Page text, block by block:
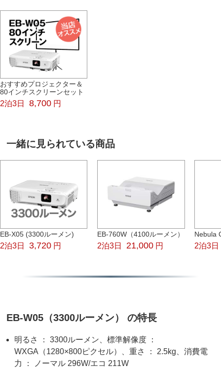
おすすめプロジェクター＆
80インチスクリーンセット
2泊3日 8,700 円
一緒に見られている商品
EB-X05 (3300ルーメン)
2泊3日 3,720 円
EB-760W（4100ルーメン）
2泊3日 21,000 円
Nebula
2泊3日
EB-W05（3300ルーメン） の特長
明るさ ： 3300ルーメン、標準解像度 ：
WXGA（1280×800ピクセル）、重さ ： 2.5kg、消費電
力 ： ノーマル 296W/エコ 211W